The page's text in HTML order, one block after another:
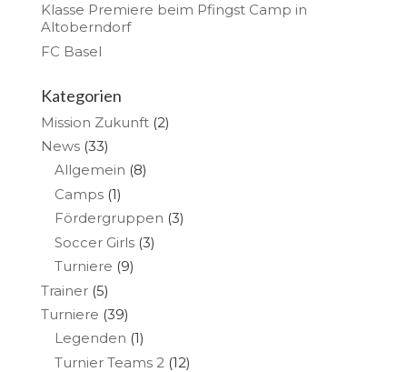
Klasse Premiere beim Pfingst Camp in
Altoberndorf
FC Basel
Kategorien
Mission Zukunft(2)
News(33)
Allgemein (8)
Camps(1)
Fördergruppen (3)
Soccer Girls(3)
Turniere (9)
Trainer(5)
Turniere (39)
Legenden (1)
Turnier Teams 2 (12)